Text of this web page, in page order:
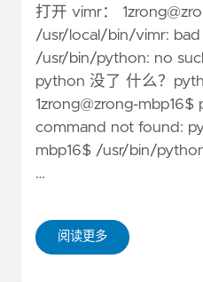
打开 vimr：
/usr/local/bin/vimr: bad
/usr/bin/python: no
python 没了 什么？
1zrong@zrong-mbp16$
command not found:
mbp16$ /usr/bin/
…
阅读更多